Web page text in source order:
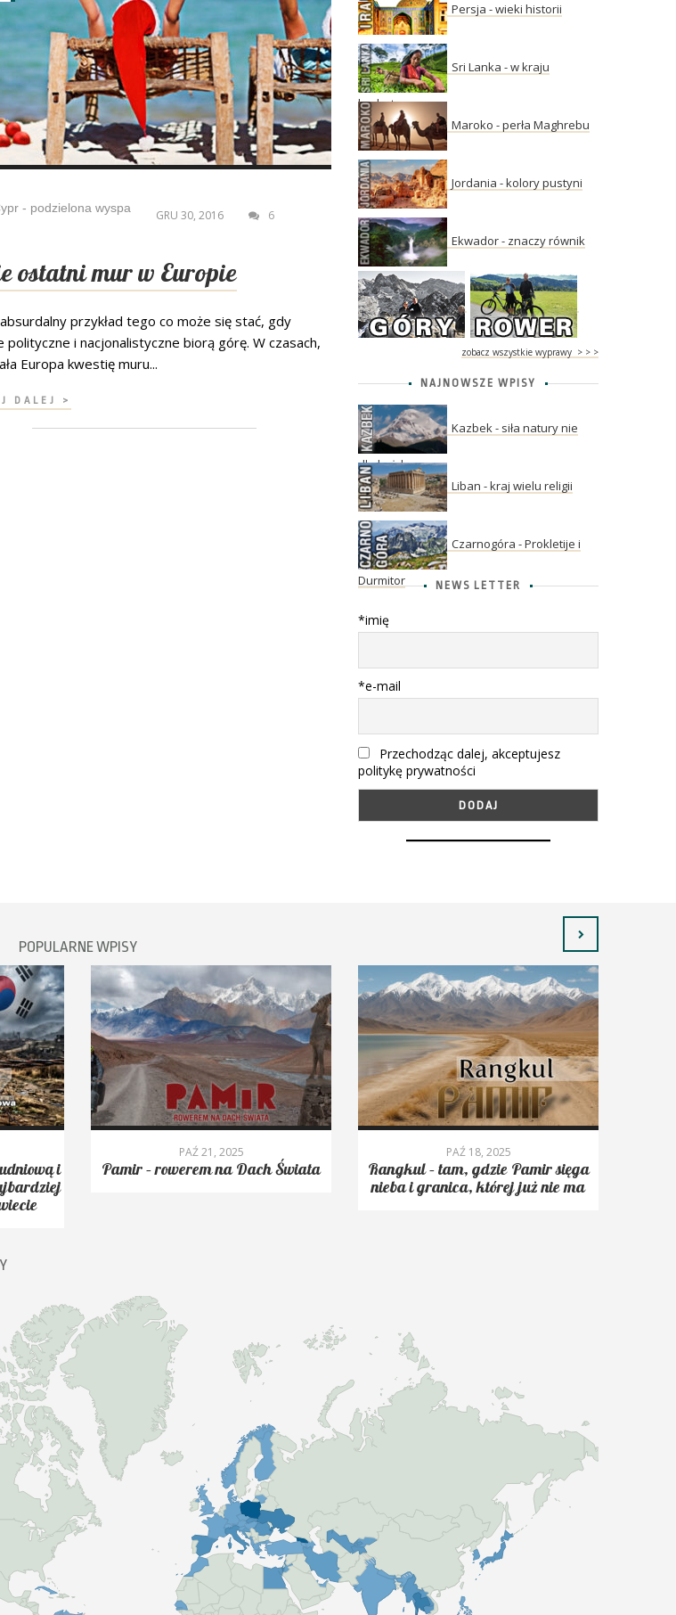
- podzielona wyspa GRU 30, 2016 6
ostatni mur w Europie
przykład tego co może się stać, gdy
polityczne i nacjonalistyczne biorą górę. W czasach,
Europa kwestię muru...
DALEJ >
Persja - wieki historii
Sri Lanka - w kraju
herbaty
Maroko - perła Maghrebu
Jordania - kolory pustyni
Ekwador - znaczy równik
zobacz wszystkie wyprawy > > >
NAJNOWSZE WPISY
Kazbek - siła natury nie
dla każdego
Liban - kraj wielu religii
Czarnogóra - Prokletije i
Durmitor NEWS LETTER
*imię
*e-mail
Przechodząc dalej, akceptujesz
politykę prywatności
POPULARNE WPISY
i
PAŹ 21, 2025
Pamir – rowerem na Dach Świata
PAŹ 18, 2025
Rangkul – tam, gdzie Pamir sięga
nieba i granica, której już nie ma